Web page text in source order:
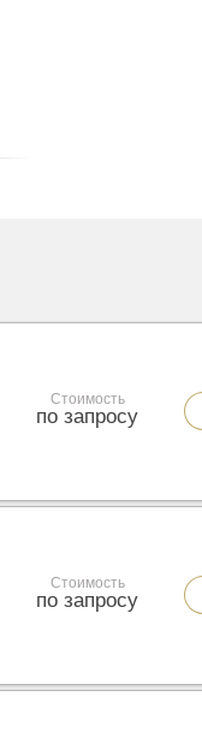
Стоимость
по запросу
Стоимость
по запросу